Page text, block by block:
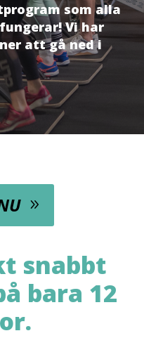
som alla
Vi har
att gå ned i
snabbt
bara 12